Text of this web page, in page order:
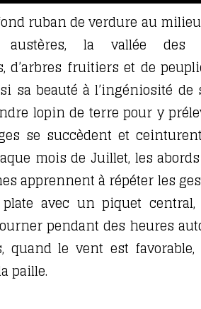
ruban de verdure au
austères, la vallée des
d’arbres fruitiers et de
sa beauté à l’ingéniosité de
lopin de terre pour y
se succèdent et
mois de Juillet, les
apprennent à répéter les
avec un piquet
pendant des heures
quand le vent est favorable,
paille.